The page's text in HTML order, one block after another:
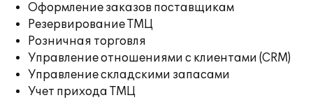
Оформление заказов поставщикам
Резервирование ТМЦ
Розничная торговля
Управление отношениями с клиентами (CRM)
Управление складскими запасами
Учет прихода ТМЦ